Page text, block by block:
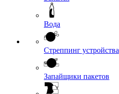
Вода
Стреппинг устройства
Запайщики пакетов